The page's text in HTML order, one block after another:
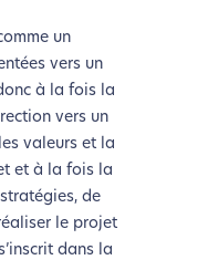
un
vers un
à la fois la
vers un
valeurs et la
et à la fois la
de
le projet
dans la